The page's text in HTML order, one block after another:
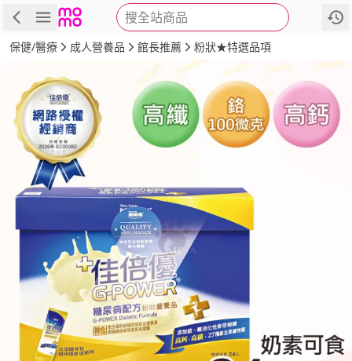
搜全站商品
商品 評價 詳情
保健/醫療 成人營養品 館長推薦 粉狀★特選品項